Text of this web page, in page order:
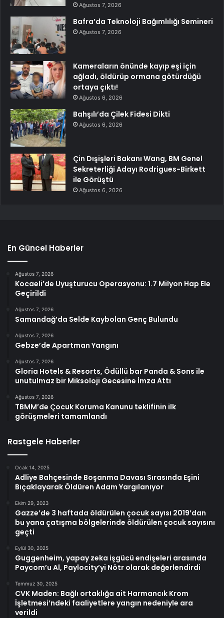
Ağustos 7, 2026
Bafra’da Teknoloji Bağımlılığı Semineri
Ağustos 7, 2026
Kameraların önünde kayıp eşi için
ağladı, öldürüp ormana götürdüğü
ortaya çıktı!
Ağustos 6, 2026
Bahşılı’da Çilek Fidesi Dikti
Ağustos 6, 2026
Çin Dışişleri Bakanı Wang, BM Genel
Sekreterliği Adayı Rodrigues-Birkett
ile Görüştü
Ağustos 6, 2026
En Güncel Haberler
Ağustos 7, 2026
Kocaeli’de Uyuşturucu Operasyonu: 1.7 Milyon Hap Ele
Geçirildi
Ağustos 7, 2026
Samandağ’da Selde Kaybolan Genç Bulundu
Ağustos 7, 2026
Gebze’de Apartman Yangını
Ağustos 7, 2026
Gloria Hotels & Resorts, Ödüllü bar Panda & Sons ile
unutulmaz bir Miksoloji Gecesine İmza Attı
Ağustos 7, 2026
TBMM’de Çocuk Koruma Kanunu teklifinin ilk
görüşmeleri tamamlandı
Rastgele Haberler
Ocak 14, 2025
Adliye Bahçesinde Boşanma Davası Sırasında Eşini
Bıçaklayarak Öldüren Adam Yargılanıyor
Ekim 29, 2023
Gazze’de 3 haftada öldürülen çocuk sayısı 2019’dan
bu yana çatışma bölgelerinde öldürülen çocuk sayısını
geçti
Eylül 30, 2025
Guggenheim, yapay zeka işgücü endişeleri arasında
Paycom’u Al, Paylocity’yi Nötr olarak değerlendirdi
Temmuz 30, 2025
CVK Maden: Bağlı ortaklığa ait Harmancık Krom
İşletmesi’ndeki faaliyetlere yangın nedeniyle ara
verildi